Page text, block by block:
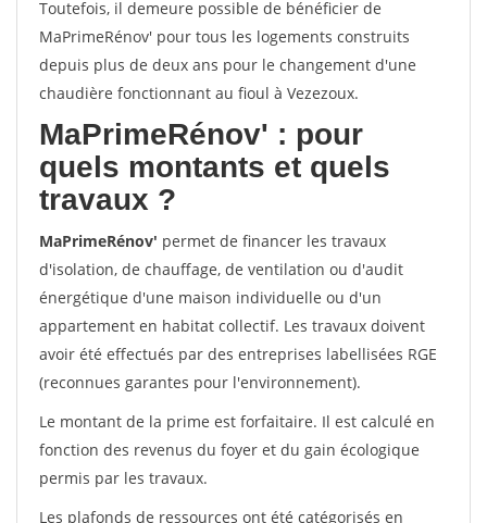
Toutefois, il demeure possible de bénéficier de
MaPrimeRénov' pour tous les logements construits
depuis plus de deux ans pour le changement d'une
chaudière fonctionnant au fioul à Vezezoux.
MaPrimeRénov' : pour
quels montants et quels
travaux ?
MaPrimeRénov' permet de financer les travaux
d'isolation, de chauffage, de ventilation ou d'audit
énergétique d'une maison individuelle ou d'un
appartement en habitat collectif. Les travaux doivent
avoir été effectués par des entreprises labellisées RGE
(reconnues garantes pour l'environnement).
Le montant de la prime est forfaitaire. Il est calculé en
fonction des revenus du foyer et du gain écologique
permis par les travaux.
Les plafonds de ressources ont été catégorisés en